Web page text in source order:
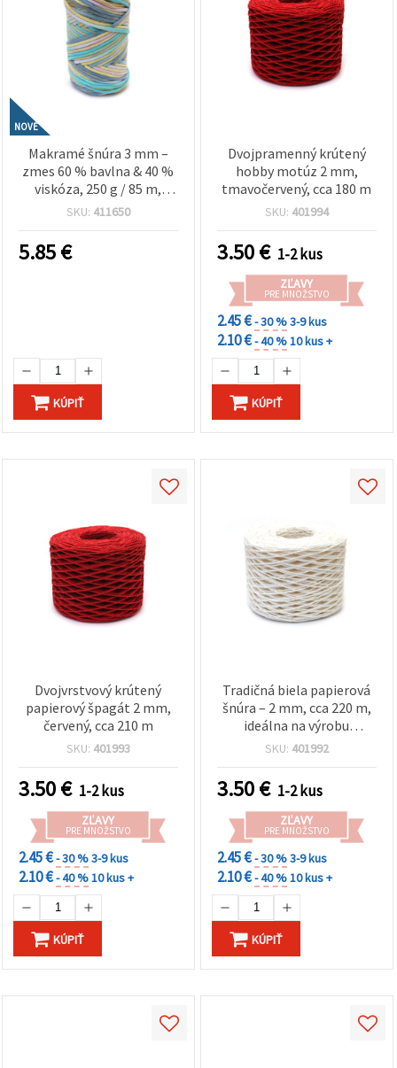
NOVÉ
Makramé šnúra 3 mm –
zmes 60 % bavlna & 40 %
viskóza, 250 g / 85 m,
multicolor melírovaná
boho nástenné dekorácie,
kreatívne bytové doplnky
SKU: 411650
5.85€
KÚPIŤ
Dvojpramenný krútený
hobby motúz 2 mm,
tmavočervený, cca 180 m
SKU: 401994
3.50€ 1-2 kus
ZĽAVY
PRE MNOŽSTVO
2.45 €- 30 %3-9 kus
2.10 €- 40 %10 kus +
KÚPIŤ
Dvojvrstvový krútený
papierový špagát 2 mm,
červený, cca 210 m
SKU: 401993
3.50€ 1-2 kus
ZĽAVY
PRE MNOŽSTVO
2.45 €- 30 %3-9 kus
2.10 €- 40 %10 kus +
KÚPIŤ
Tradičná biela papierová
šnúra – 2 mm, cca 220 m,
ideálna na výrobu
marteníc
SKU: 401992
3.50€ 1-2 kus
ZĽAVY
PRE MNOŽSTVO
2.45 €- 30 %3-9 kus
2.10 €- 40 %10 kus +
KÚPIŤ